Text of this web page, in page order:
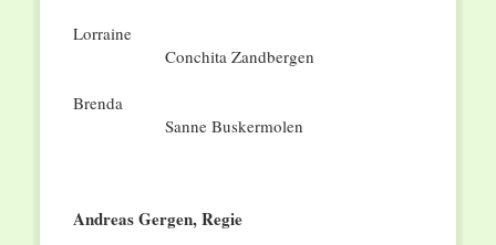
Lorraine
Conchita Zandbergen
Brenda
Sanne Buskermolen
Andreas Gergen, Regie